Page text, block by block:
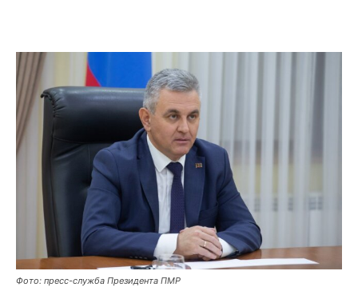
Фото: пресс-служба Президента ПМР